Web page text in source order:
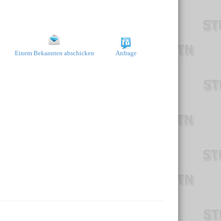
Einem Bekannten abschicken Anfrage